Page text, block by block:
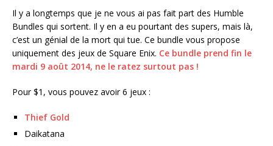
Il y a longtemps que je ne vous ai pas fait part des Humble
Bundles qui sortent. Il y en a eu pourtant des supers, mais là,
c’est un génial de la mort qui tue. Ce bundle vous propose
uniquement des jeux de Square Enix. Ce bundle prend fin le
mardi 9 août 2014, ne le ratez surtout pas !
Pour $1, vous pouvez avoir 6 jeux :
Thief Gold
Daikatana